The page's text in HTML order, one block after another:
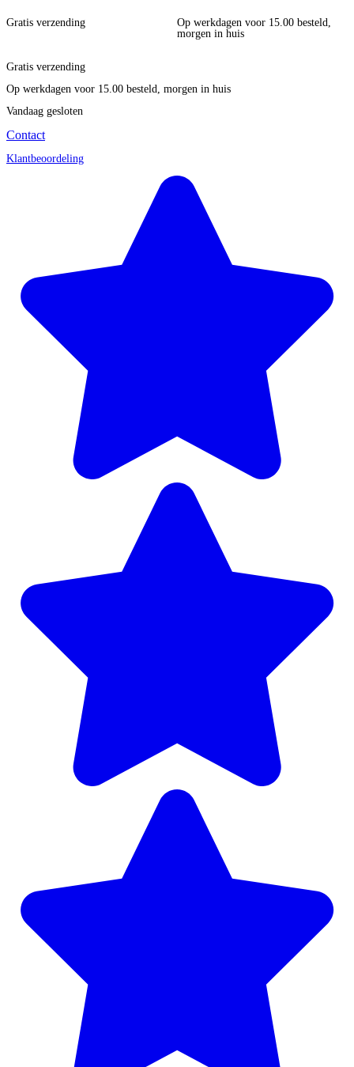
Gratis verzending
Op werkdagen voor 15.00 besteld,
morgen in huis
Gratis verzending
Op werkdagen voor 15.00 besteld, morgen in huis
Vandaag gesloten
Contact
Klantbeoordeling